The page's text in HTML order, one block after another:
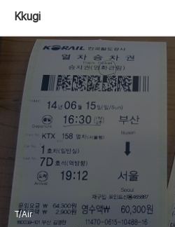
Kkugi
T/Air